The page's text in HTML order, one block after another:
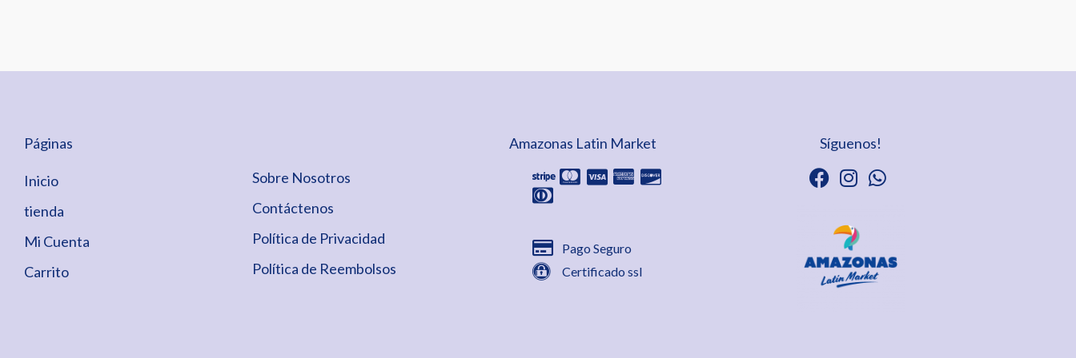
Páginas
Inicio
tienda
Mi Cuenta
Carrito
Sobre Nosotros
Contáctenos
Política de Privacidad
Política de Reembolsos
Amazonas Latin Market
Pago Seguro
Certificado ssl
Síguenos!